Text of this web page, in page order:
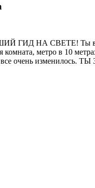
ГИД НА СВЕТЕ! Ты
комната, метро в 10
все очень